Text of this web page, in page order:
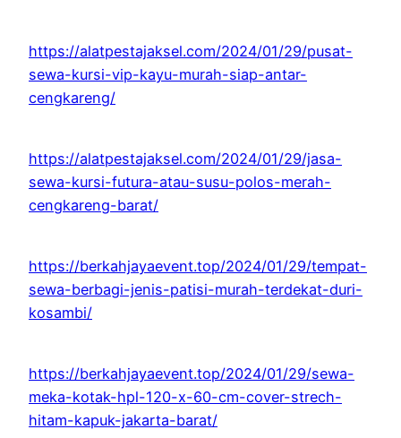
https://alatpestajaksel.com/2024/01/29/pusat-
sewa-kursi-vip-kayu-murah-siap-antar-
cengkareng/
https://alatpestajaksel.com/2024/01/29/jasa-
sewa-kursi-futura-atau-susu-polos-merah-
cengkareng-barat/
https://berkahjayaevent.top/2024/01/29/tempat-
sewa-berbagi-jenis-patisi-murah-terdekat-duri-
kosambi/
https://berkahjayaevent.top/2024/01/29/sewa-
meka-kotak-hpl-120-x-60-cm-cover-strech-
hitam-kapuk-jakarta-barat/